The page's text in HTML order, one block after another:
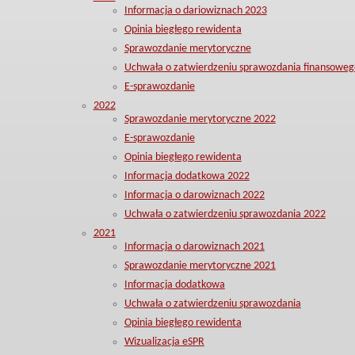
Informacja o dariowiznach 2023
Opinia biegłego rewidenta
Sprawozdanie merytoryczne
Uchwała o zatwierdzeniu sprawozdania
E-sprawozdanie
2022
Sprawozdanie merytoryczne 2022
E-sprawozdanie
Opinia biegłego rewidenta
Informacja dodatkowa 2022
Informacja o darowiznach 2022
Uchwała o zatwierdzeniu sprawozdania 2022
2021
Informacja o darowiznach 2021
Sprawozdanie merytoryczne 2021
Informacja dodatkowa
Uchwała o zatwierdzeniu sprawozdania
Opinia biegłego rewidenta
Wizualizacja eSPR